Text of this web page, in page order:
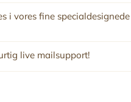
i vores fine
live mailsupport!